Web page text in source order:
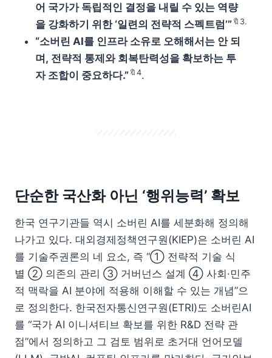
어 국가가 독립적인 결정을 내릴 수 있는 역량
을 강화하기 위한 ‘일련의 전략적 스펙트럼’” 🔖3.
“소버린 AI를 인프라 소유로 오해해서는 안 되
며, 전략적 통제와 회복탄력성을 확보하는 투
자 조합이 중요하다.” 🔖4.
단순한 국산화 아닌 ‘행위능력’ 확보
한국 연구기관들 역시 소버린 AI를 세분화해 정의해
나가고 있다. 대외경제정책연구원(KIEP)은 소버린 AI
를 기술주권론의 네 요소, 즉 “① 전략적 기술 식
별 ② 의존의 관리 ③ 거버넌스 설계 ④ 사회·민주
적 맥락을 AI 분야에 적용해 이해할 수 있는 개념”으
로 정의한다. 한국전자통신연구원(ETRI)도 소버린AI
를 “국가 AI 이니셔티브 확보를 위한 R&D 전략 관
점”에서 정의하고 그 검토 범위로 초거대 언어모델